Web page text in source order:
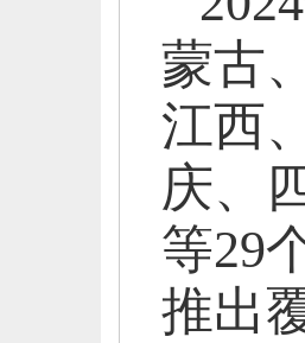
蒙古
江西
庆、
等29
推出